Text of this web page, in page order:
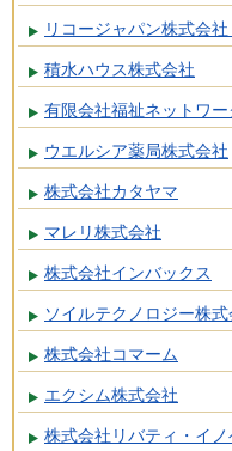
リコージャパン株式会
積水ハウス株式会社
有限会社福祉ネットワー
ウエルシア薬局株式会社
株式会社カタヤマ
マレリ株式会社
株式会社インバックス
ソイルテクノロジー株式
株式会社コマーム
エクシム株式会社
株式会社リバティ・イ